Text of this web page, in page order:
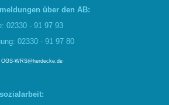
d ungen über den AB:
02330 - 91 97 93
02330 - 91 97 80
OGS-WRS@herdecke.de